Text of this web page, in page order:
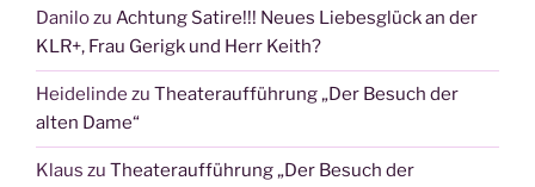
Danilozu Achtung Satire!!! Neues Liebesglück an der
KLR+, Frau Gerigk und Herr Keith?
Heidelinde zu Theateraufführung „Der Besuch der
alten Dame“
Klaus zu Theateraufführung „Der Besuch der